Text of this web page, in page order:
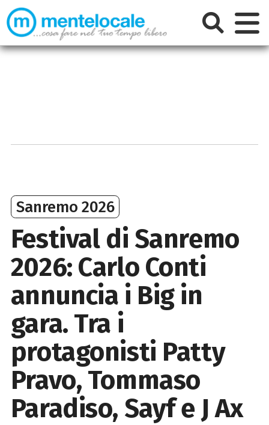
Festival di Sanremo
2026: Carlo Conti
annuncia i Big in
gara. Tra i
protagonisti Patty
Pravo, Tommaso
Paradiso, Sayf e J Ax
Sanremo 2026